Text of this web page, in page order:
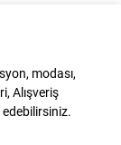
Şirketin 2025
tamamını satın
ve Ankara
bilançoya...
modası,
Alışveriş